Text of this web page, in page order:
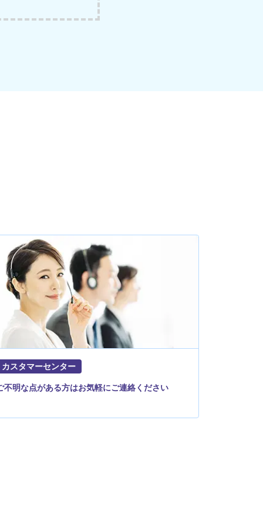
カスタマーセンター
不明な点がある方はお気軽にご連絡ください